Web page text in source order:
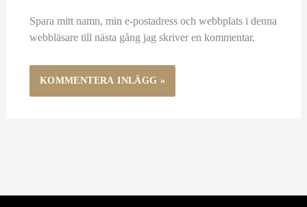
Spara mitt namn, min e-postadress och webbplats i denna
webbläsare till nästa gång jag skriver en kommentar.